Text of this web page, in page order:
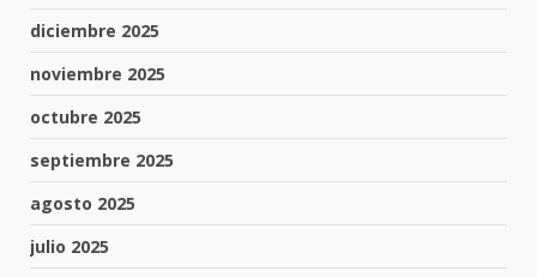
diciembre 2025
noviembre 2025
octubre 2025
septiembre 2025
agosto 2025
julio 2025